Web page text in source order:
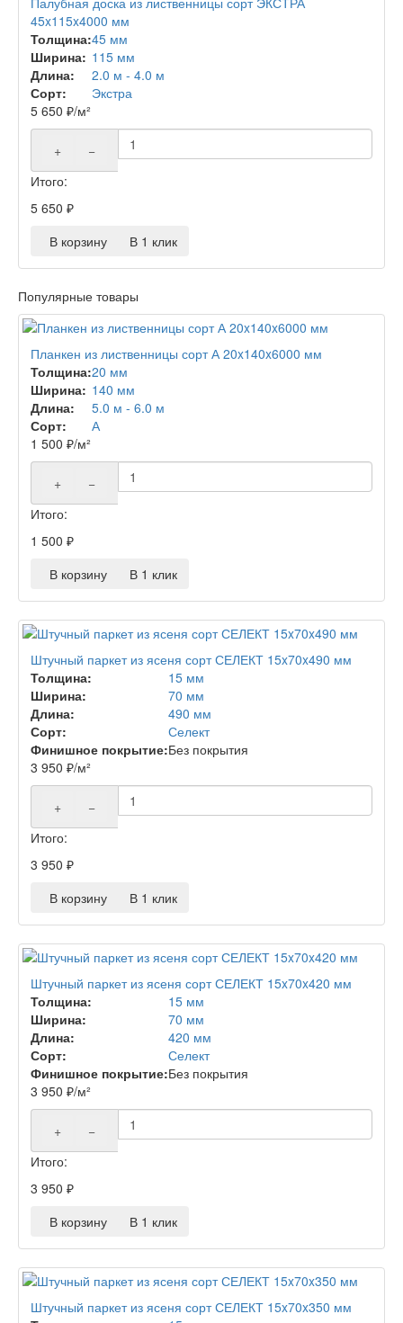
45x115x4000 мм
Толщина:45 мм
Ширина: 115 мм
Длина:
2.0 м - 4.0 м
Сорт:
Экстра
5 650 ₽/м²
+
−
Итого:
5 650 ₽
В корзину
В 1 клик
Популярные товары
Планкен из лиственницы сорт А 20x140x6000 мм
Толщина:20 мм
Ширина: 140 мм
Длина:
5.0 м - 6.0 м
Сорт:
А
1 500 ₽/м²
+
−
Итого:
1 500 ₽
В корзину
В 1 клик
Штучный паркет из ясеня сорт СЕЛЕКТ 15x70x490 мм
Толщина:
15 мм
Ширина:
70 мм
Длина:
490 мм
Сорт:
Селект
Финишное покрытие:Без покрытия
3 950 ₽/м²
+
−
Итого:
3 950 ₽
В корзину
В 1 клик
Штучный паркет из ясеня сорт СЕЛЕКТ 15x70x420 мм
Толщина:
15 мм
Ширина:
70 мм
Длина:
420 мм
Сорт:
Селект
Финишное покрытие:Без покрытия
3 950 ₽/м²
+
−
Итого:
3 950 ₽
В корзину
В 1 клик
Штучный паркет из ясеня сорт СЕЛЕКТ 15x70x350 мм